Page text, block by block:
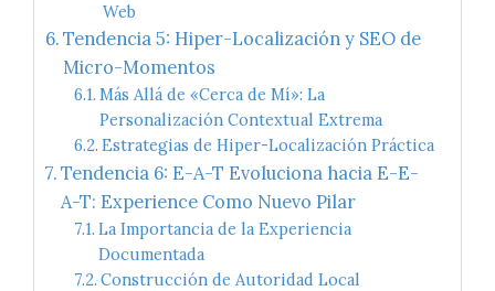
Web
Tendencia 5: Hiper-Localización y SEO de
Micro-Momentos
Más Allá de «Cerca de Mí»: La
Personalización Contextual Extrema
Estrategias de Hiper-Localización Práctica
Tendencia 6: E-A-T Evoluciona hacia E-E-
A-T: Experience Como Nuevo Pilar
La Importancia de la Experiencia
Documentada
Construcción de Autoridad Local